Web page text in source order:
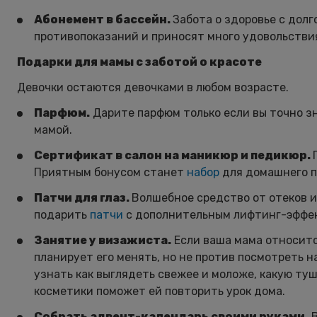
Абонемент в бассейн. Забота о здоровье с
противопоказаний и приносят много
Подарки для мамы с заботой о красоте
Девочки остаются девочками в любом возрасте.
Парфюм. Дарите парфюм только если вы точно
мамой.
Сертификат в салон на маникюр и педикюр.
Приятным бонусом станет набор для домашнего
Патчи для глаз. Волшебное средство от отеков
подарить патчи с дополнительным лифтинг-
Занятие у визажиста. Если ваша мама
планирует его менять, но не против
узнать как выглядеть свежее и моложе, какую
косметики поможет ей повторить урок дома.